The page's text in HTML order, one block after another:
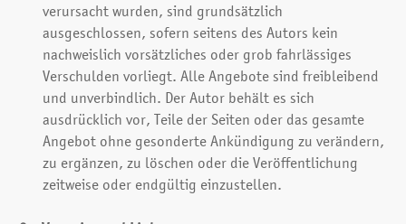
verursacht wurden, sind grundsätzlich
ausgeschlossen, sofern seitens des Autors kein
nachweislich vorsätzliches oder grob fahrlässiges
Verschulden vorliegt. Alle Angebote sind freibleibend
und unverbindlich. Der Autor behält es sich
ausdrücklich vor, Teile der Seiten oder das gesamte
Angebot ohne gesonderte Ankündigung zu verändern,
zu ergänzen, zu löschen oder die Veröffentlichung
zeitweise oder endgültig einzustellen.